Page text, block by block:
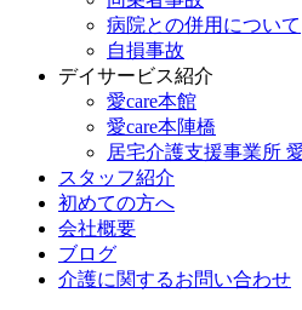
病院との併用について
自損事故
デイサービス紹介
愛care本館
愛care本陣橋
居宅介護支援事業所
スタッフ紹介
初めての方へ
会社概要
ブログ
介護に関するお問い合わせ